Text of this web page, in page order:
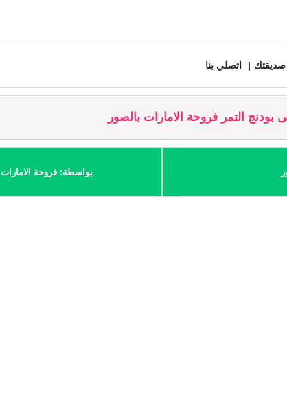
صديقتك اتصلي بنا
بودنج التمر فروحة الامارات بالصور
بواسطة: فروحة الامارات